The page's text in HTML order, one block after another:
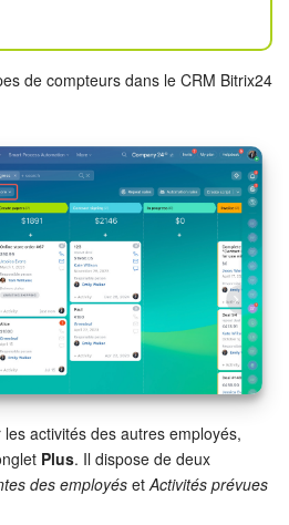
de compteurs dans le CRM Bitrix24
activités des autres employés,
Plus. Il dispose de deux
des employéset Activités prévues